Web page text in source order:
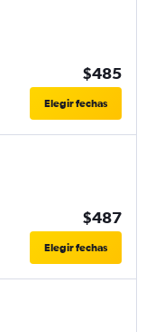
$485
Elegir fechas
$487
Elegir fechas